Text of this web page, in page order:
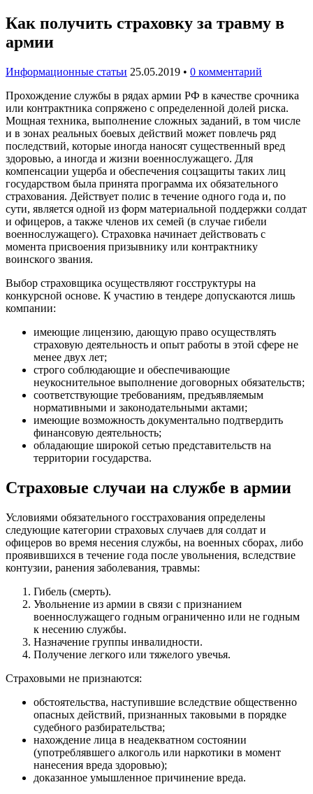
Как получить страховку за травму в
армии
Информационные статьи 25.05.2019 • 0 комментарий
Прохождение службы в рядах армии РФ в качестве срочника
или контрактника сопряжено с определенной долей риска.
Мощная техника, выполнение сложных заданий, в том числе
и в зонах реальных боевых действий может повлечь ряд
последствий, которые иногда наносят существенный вред
здоровью, а иногда и жизни военнослужащего. Для
компенсации ущерба и обеспечения соцзащиты таких лиц
государством была принята программа их обязательного
страхования. Действует полис в течение одного года и, по
сути, является одной из форм материальной поддержки солдат
и офицеров, а также членов их семей (в случае гибели
военнослужащего). Страховка начинает действовать с
момента присвоения призывнику или контрактнику
воинского звания.
Выбор страховщика осуществляют госструктуры на
конкурсной основе. К участию в тендере допускаются лишь
компании:
имеющие лицензию, дающую право осуществлять
страховую деятельность и опыт работы в этой сфере не
менее двух лет;
строго соблюдающие и обеспечивающие
неукоснительное выполнение договорных обязательств;
соответствующие требованиям, предъявляемым
нормативными и законодательными актами;
имеющие возможность документально подтвердить
финансовую деятельность;
обладающие широкой сетью представительств на
территории государства.
Страховые случаи на службе в армии
Условиями обязательного госстрахования определены
следующие категории страховых случаев для солдат и
офицеров во время несения службы, на военных сборах, либо
проявившихся в течение года после увольнения, вследствие
контузии, ранения заболевания, травмы:
Гибель (смерть).
Увольнение из армии в связи с признанием
военнослужащего годным ограниченно или не годным
к несению службы.
Назначение группы инвалидности.
Получение легкого или тяжелого увечья.
Страховыми не признаются:
обстоятельства, наступившие вследствие общественно
опасных действий, признанных таковыми в порядке
судебного разбирательства;
нахождение лица в неадекватном состоянии
(употреблявшего алкоголь или наркотики в момент
нанесения вреда здоровью);
доказанное умышленное причинение вреда.